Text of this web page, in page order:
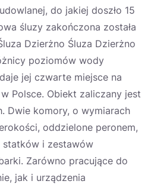
do jakiej doszło 15
śluzy zakończona została
Dzierżno Śluza Dzierżno
poziomów wody
jej czwarte miejsce na
Polsce. Obiekt zaliczany jest
Dwie komory, o wymiarach
oddzielone peronem,
statków i zestawów
Zarówno pracujące do
jak i urządzenia